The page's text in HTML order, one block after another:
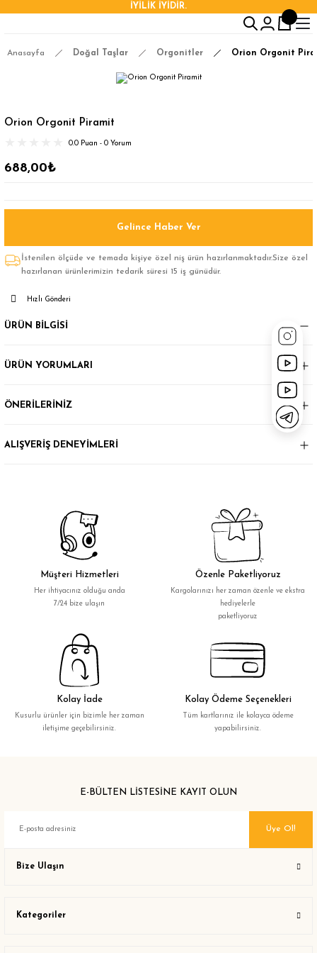
İYİLİK İYİDİR.
Anasayfa Doğal Taşlar Orgonitler Orion Orgonit
Orion Orgonit Piramit
0.0 Puan - 0 Yorum
688,00₺
Gelince Haber Ver
İstenilen ölçüde ve temada kişiye özel niş ürün hazırlanmaktadır.Size özel
hazırlanan ürünlerimizin tedarik süresi 15 iş günüdür.
Hızlı Gönderi
ÜRÜN BİLGİSİ
ÜRÜN YORUMLARI
ÖNERİLERİNİZ
ALIŞVERİŞ DENEYİMLERİ
Müşteri Hizmetleri
Her ihtiyacınız olduğu anda
7/24 bize ulaşın
Özenle Paketliyoruz
Kargolarınızı her zaman özenle ve ekstra
hediyelerle
paketliyoruz
Kolay İade
Kusurlu ürünler için bizimle her zaman
iletişime geçebilirsiniz.
Kolay Ödeme Seçenekleri
Tüm kartlarınız ile kolayca ödeme
yapabilirsiniz.
E-BÜLTEN LİSTESİNE KAYIT OLUN
Üye Ol!
Bize Ulaşın
Kategoriler